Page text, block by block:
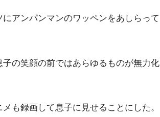
アンパンマンのワッペンをあしらって
の笑顔の前ではあらゆるものが無力化
も録画して息子に見せることにした。